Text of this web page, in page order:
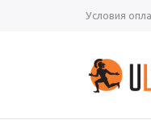
Условия